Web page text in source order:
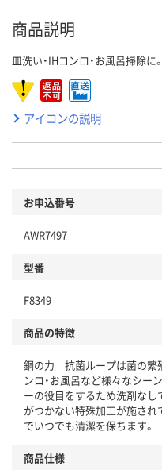
商品説明
皿洗い・IHコンロ・お風呂掃除に。
アイコンの説明
お申込番号
AWR7497
型番
F8349
商品の特徴
銅の力 抗菌ループは菌の繁
ンロ・お風呂など様々なシー
ーの役目をするため洗剤な
がつかない特殊加工が施され
でいつでも清潔を保ちます。
商品仕様